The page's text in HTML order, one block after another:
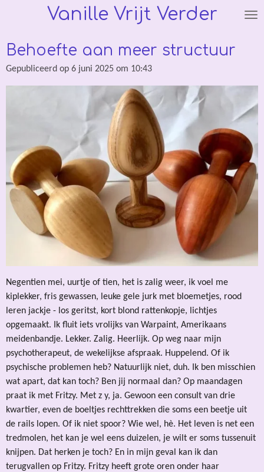
de
hoofdinhoud
Vanille Vrijt Verder
Behoefte aan meer structuur
Gepubliceerd op 6 juni 2025 om 10:43
Negentien mei, uurtje of tien, het is zalig weer, ik voel me
kiplekker, fris gewassen, leuke gele jurk met bloemetjes, rood
leren jackje - los geritst, kort blond rattenkopje, lichtjes
opgemaakt. Ik fluit iets vrolijks van Warpaint, Amerikaans
meidenbandje. Lekker. Zalig. Heerlijk. Op weg naar mijn
psychotherapeut, de wekelijkse afspraak. Huppelend. Of ik
psychische problemen heb? Natuurlijk niet, duh. Ik ben misschien
wat apart, dat kan toch? Ben jij normaal dan? Op maandagen
praat ik met Fritzy. Met z y, ja. Gewoon een consult van drie
kwartier, even de boeltjes rechttrekken die soms een beetje uit
de rails lopen. Of ik niet spoor? Wie wel, hè. Het leven is net een
tredmolen, het kan je wel eens duizelen, je wilt er soms tussenuit
knijpen. Dat herken je toch? En in mijn geval kan ik dan
terugvallen op Fritzy. Fritzy heeft grote oren onder haar